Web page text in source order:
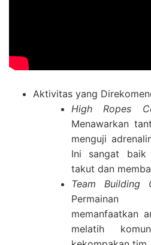
Aktivitas yang
High Ropes
Menawarkan
menguji
Ini sangat baik
takut dan
Team Building
Permainan
memanfaatkan
melatih